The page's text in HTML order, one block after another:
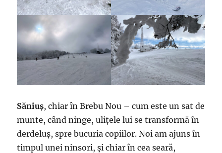
Săniuș, chiar în Brebu Nou – cum este un sat de
munte, când ninge, ulițele lui se transformă în
derdeluș, spre bucuria copiilor. Noi am ajuns în
timpul unei ninsori, și chiar în cea seară,